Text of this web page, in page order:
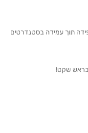
תוך עמידה בסטנדרטים
בראש שקט!